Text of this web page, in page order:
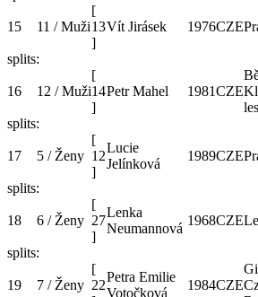
15 11 / Muži
[
13
]
Vít Jirásek 1976CZE
splits:
16 12 / Muži
[
14
]
Petr Mahel 1981CZE
splits:
17 5 / Ženy
[
12
]
Lucie
Jelínková
1989CZE
splits:
18 6 / Ženy
[
27
]
Lenka
Neumannová
1968CZE
splits:
19 7 / Ženy
[
22
Petra Emilie
Votočková
1984CZE